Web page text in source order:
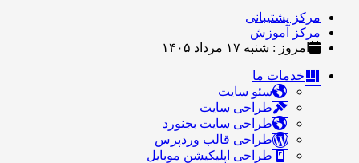
مرکز پشتیبانی
مرکز آموزش
امروز : شنبه ۱۷ مرداد ۱۴۰۵
خدمات ما
سئو سایت
طراحی سایت
طراحی سایت بجنورد
طراحی قالب وردپرس
طراحی اپلیکیشن موبایل